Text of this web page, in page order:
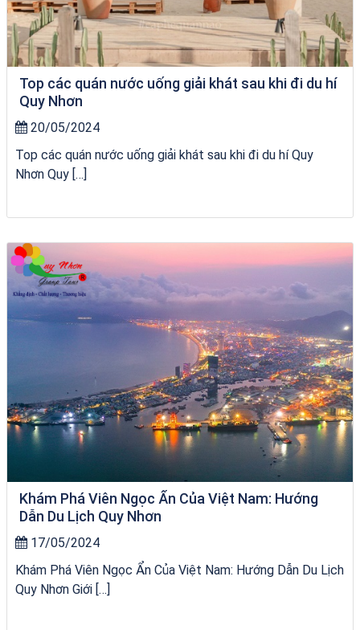
Top các quán nước uống giải khát sau khi đi du hí
Quy Nhơn
20/05/2024
Top các quán nước uống giải khát sau khi đi du hí Quy
Nhơn Quy […]
Khám Phá Viên Ngọc Ẩn Của Việt Nam: Hướng
Dẫn Du Lịch Quy Nhơn
17/05/2024
Khám Phá Viên Ngọc Ẩn Của Việt Nam: Hướng Dẫn Du Lịch
Quy Nhơn Giới […]